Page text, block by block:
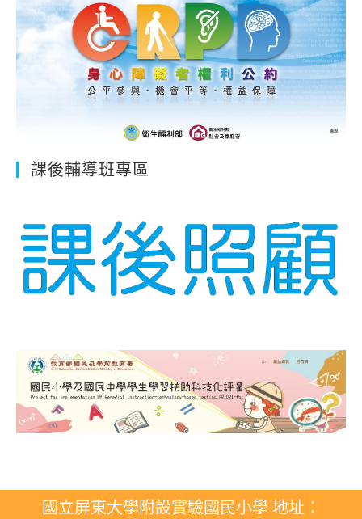
課後輔導班專區
國立屏東大學附設實驗國民小學 地址：